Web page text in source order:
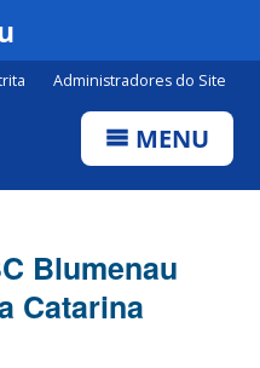
Administradores do Site
MENU
Blumenau
Catarina